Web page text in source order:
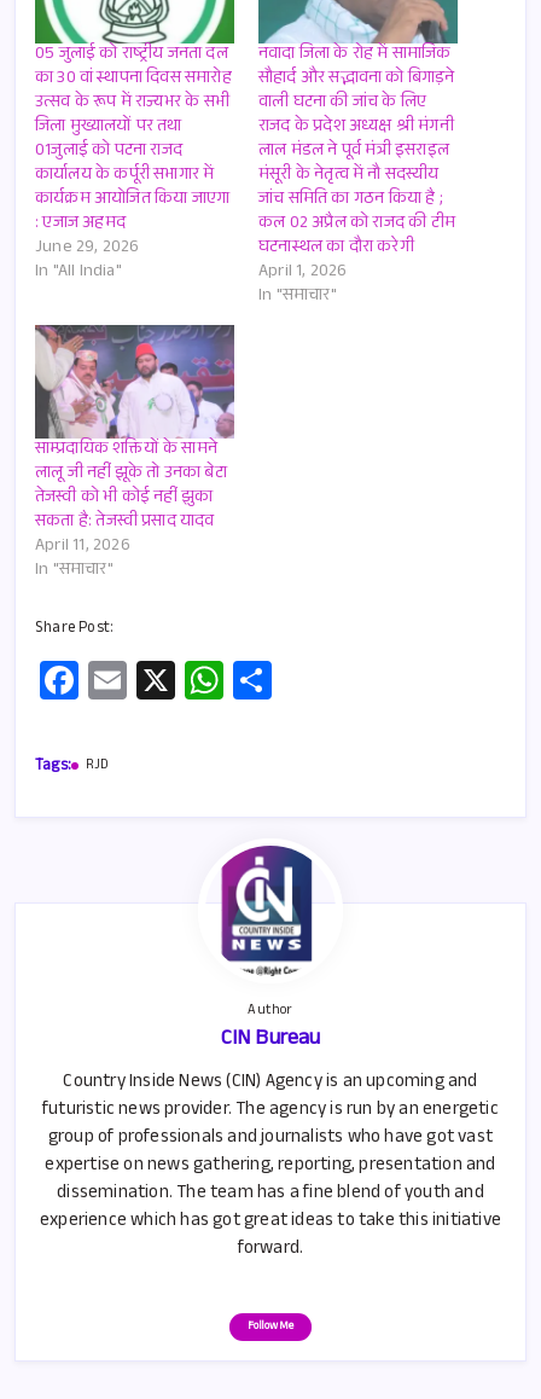
05 जुलाई को राष्ट्रीय जनता दल
का 30 वां स्थापना दिवस समारोह
उत्सव के रूप में राज्यभर के सभी
जिला मुख्यालयों पर तथा
01जुलाई को पटना राजद
कार्यालय के कर्पूरी सभागार में
कार्यक्रम आयोजित किया जाएगा
: एजाज अहमद
June 29, 2026
In "All India"
नवादा जिला के रोह में सामाजिक
सौहार्द और सद्भावना को बिगाड़ने
वाली घटना की जांच के लिए
राजद के प्रदेश अध्यक्ष श्री मंगनी
लाल मंडल ने पूर्व मंत्री इसराइल
मंसूरी के नेतृत्व में नौ सदस्यीय
जांच समिति का गठन किया है ;
कल 02 अप्रैल को राजद की टीम
घटनास्थल का दौरा करेगी
April 1, 2026
In "समाचार"
साम्प्रदायिक शक्तियों के सामने
लालू जी नहीं झूके तो उनका बेटा
तेजस्वी को भी कोई नहीं झुका
सकता है: तेजस्वी प्रसाद यादव
April 11, 2026
In "समाचार"
Share Post:
Fa
ce
b
E
m
X W
h
A
p
p
Tags: RJD
Author
CIN Bureau
Country Inside News (CIN) Agency is an upcoming and
futuristic news provider. The agency is run by an energetic
group of professionals and journalists who have got vast
expertise on news gathering, reporting, presentation and
dissemination. The team has a fine blend of youth and
experience which has got great ideas to take this initiative
forward.
Follow Me